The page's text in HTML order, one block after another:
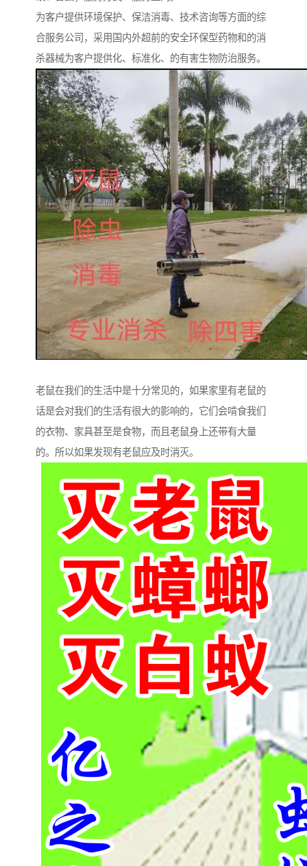
为客户提供环境保护、保洁消毒、技术咨询等方面的综
合服务公司，采用国内外超前的安全环保型药物和的消
杀器械为客户提供化、标准化、的有害生物防治服务。
老鼠在我们的生活中是十分常见的，如果家里有老鼠的
话是会对我们的生活有很大的影响的，它们会啃食我们
的衣物、家具甚至是食物，而且老鼠身上还带有大量
的。所以如果发现有老鼠应及时消灭。